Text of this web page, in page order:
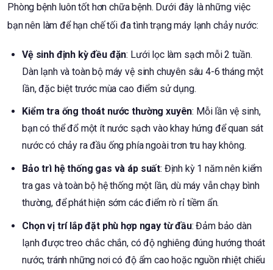
Phòng bệnh luôn tốt hơn chữa bệnh. Dưới đây là những việc
bạn nên làm để hạn chế tối đa tình trạng máy lạnh chảy nước:
Vệ sinh định kỳ đều đặn: Lưới lọc làm sạch mỗi 2 tuần.
Dàn lạnh và toàn bộ máy vệ sinh chuyên sâu 4-6 tháng một
lần, đặc biệt trước mùa cao điểm sử dụng.
Kiểm tra ống thoát nước thường xuyên: Mỗi lần vệ sinh,
bạn có thể đổ một ít nước sạch vào khay hứng để quan sát
nước có chảy ra đầu ống phía ngoài trơn tru hay không.
Bảo trì hệ thống gas và áp suất: Định kỳ 1 năm nên kiểm
tra gas và toàn bộ hệ thống một lần, dù máy vẫn chạy bình
thường, để phát hiện sớm các điểm rò rỉ tiềm ẩn.
Chọn vị trí lắp đặt phù hợp ngay từ đầu: Đảm bảo dàn
lạnh được treo chắc chắn, có độ nghiêng đúng hướng thoát
nước, tránh những nơi có độ ẩm cao hoặc nguồn nhiệt chiếu